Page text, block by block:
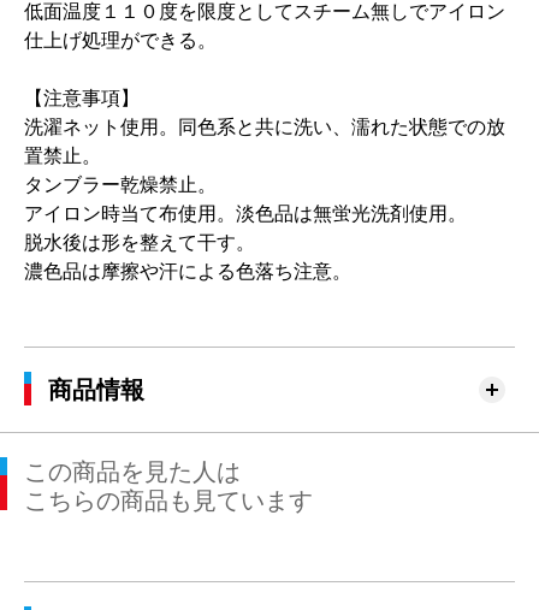
低面温度１１０度を限度としてスチーム無しでアイロン
仕上げ処理ができる。
【注意事項】
洗濯ネット使用。同色系と共に洗い、濡れた状態での放
置禁止。
タンブラー乾燥禁止。
アイロン時当て布使用。淡色品は無蛍光洗剤使用。
脱水後は形を整えて干す。
濃色品は摩擦や汗による色落ち注意。
商品情報
この商品を見た人は
こちらの商品も見ています